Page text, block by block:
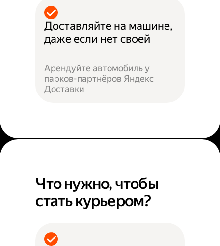
Доставляйте на машине,
даже если нет своей
Арендуйте автомобиль у
парков-партнёров Яндекс
Доставки
Что нужно, чтобы
стать курьером?